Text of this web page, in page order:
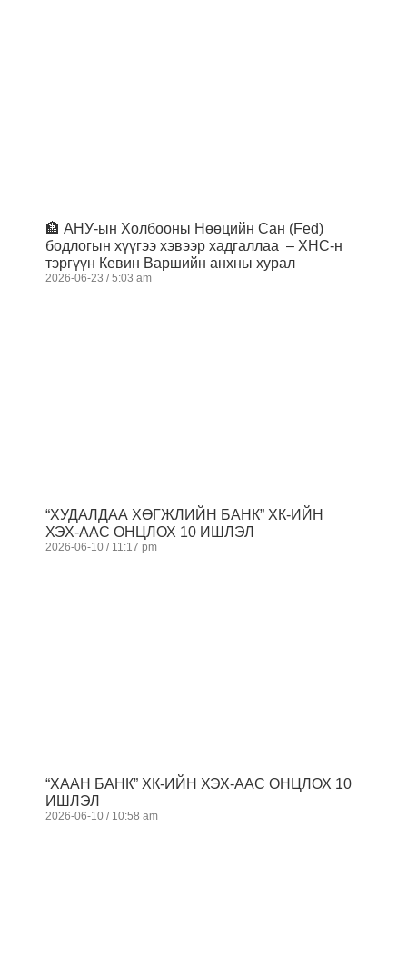
🏦 АНУ-ын Холбооны Нөөцийн Сан (Fed)
бодлогын хүүгээ хэвээр хадгаллаа – ХНС-н
тэргүүн Кевин Варшийн анхны хурал
2026-06-23 5:03 am
“ХУДАЛДАА ХӨГЖЛИЙН БАНК” ХК-ИЙН
ХЭХ-ААС ОНЦЛОХ 10 ИШЛЭЛ
2026-06-10 11:17 pm
“ХААН БАНК” ХК-ИЙН ХЭХ-ААС ОНЦЛОХ 10
ИШЛЭЛ
2026-06-10 10:58 am